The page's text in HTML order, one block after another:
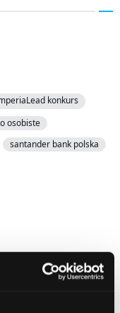
konkurs
osobiste
santander bank polska